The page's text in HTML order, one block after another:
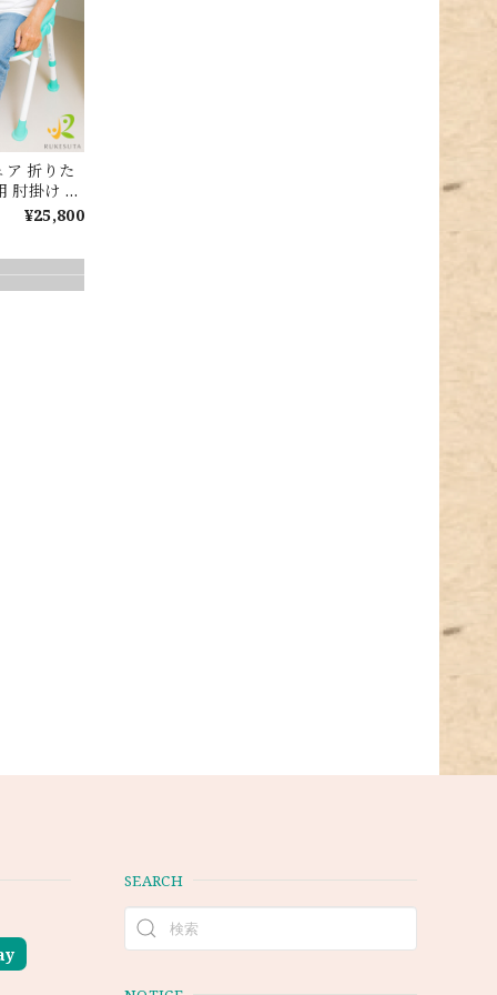
折りた
肘掛け 背
止め ゴ
たたみ
椅子 安
¥25,800
SEARCH